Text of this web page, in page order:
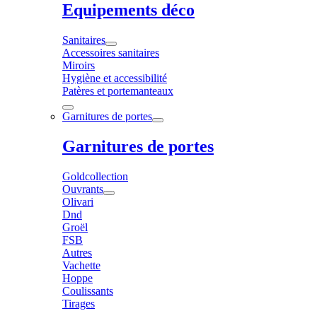
Equipements déco
Sanitaires
Accessoires sanitaires
Miroirs
Hygiène et accessibilité
Patères et portemanteaux
Garnitures de portes
Garnitures de portes
Goldcollection
Ouvrants
Olivari
Dnd
Groël
FSB
Autres
Vachette
Hoppe
Coulissants
Tirages